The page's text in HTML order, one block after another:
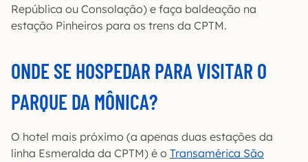
República ou Consolação) e faça baldeação na
estação Pinheiros para os trens da CPTM.
ONDE SE HOSPEDAR PARA VISITAR O
PARQUE DA MÔNICA?
O hotel mais próximo (a apenas duas estações da
linha Esmeralda da CPTM) é o Transamérica São